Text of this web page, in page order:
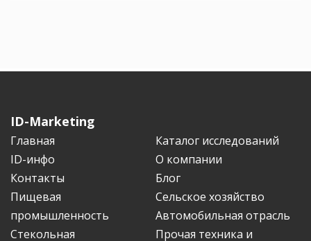
ID-Marketing
Главная
Каталог исследований
ID-инфо
О компании
Контакты
Блог
Пищевая
промышленность
Сельское хозяйство
Автомобильная отрасль
Стекольная
Прочая техника и